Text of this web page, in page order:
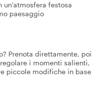
festosa
paesaggio
Prenota direttamente, poi
i momenti salienti,
piccole modifiche in base